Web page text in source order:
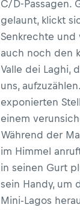
C/D-Passagen.
gelaunt, klickt
Senkrechte
auch noch den
Valle dei Laghi,
uns,
exponierten
einem
Während der
im Himmel
in seinen Gurt
sein Handy, um
Mini-Lagos